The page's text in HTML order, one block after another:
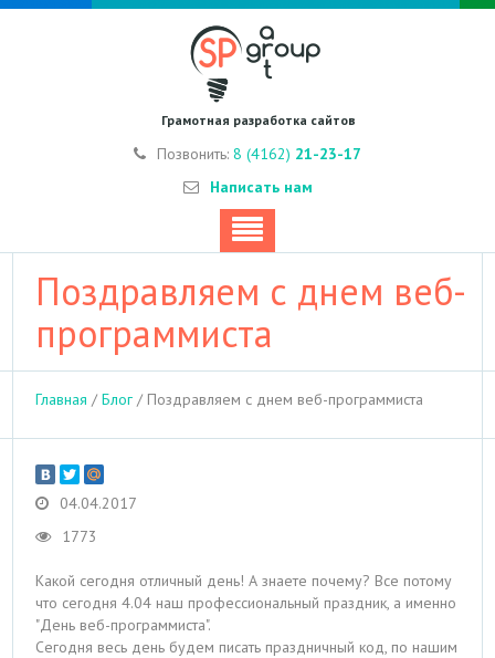
Грамотная разработка сайтов
Позвонить: 8 (4162) 21-23-17
Написать нам
Поздравляем с днем веб-
программиста
Главная /Блог / Поздравляем с днем веб-программиста
04.04.2017
1773
Какой сегодня отличный день! А знаете почему? Все потому
что сегодня 4.04 наш профессиональный праздник, а именно
"День веб-программиста".
Сегодня весь день будем писать праздничный код, по нашим